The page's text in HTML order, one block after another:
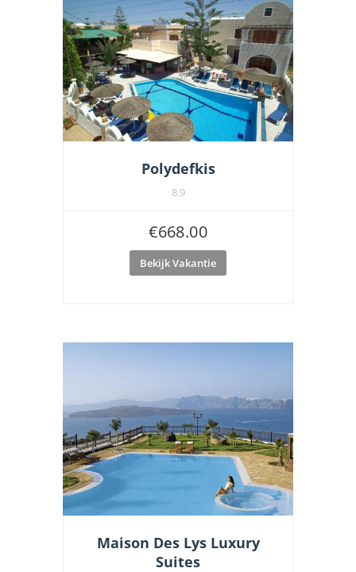
Polydefkis
8.9
€668.00
Bekijk Vakantie
Maison Des Lys Luxury
Suites